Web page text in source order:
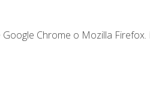
Chrome o Mozilla